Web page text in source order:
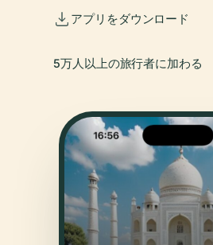
アプリをダウンロード
5万人以上の旅行者に加わる